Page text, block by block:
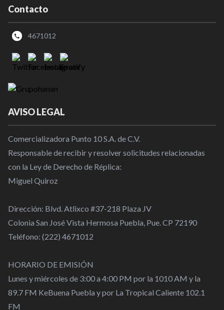
Contacto
4671012
AVISO LEGAL
Comercializadora Punto 10 S.A. de C.V.
Responsable de recibir y resolver solicitudes relacionadas
con la Ley de Derecho de Réplica:
Miguel Quiroz
Dirección: Blvd. Atlixco #37-218 Plaza JV
Colonia San José Vista Hermosa Puebla, Pue. CP 72190
Teléfono: (222) 4671012
HORARIO DE EMISIÓN
Lunes y miércoles de 3:00 a 4:00 PM por la 1010 AM y la
89.7 FM KeBuena Puebla y por La Tropical Caliente 102.1
FM